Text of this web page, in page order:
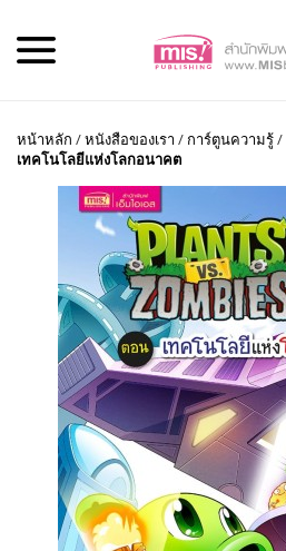
หน้าหลัก /หนังสือของเรา / การ์ตูนความรู้/
เทคโนโลยีแห่งโลกอนาคต